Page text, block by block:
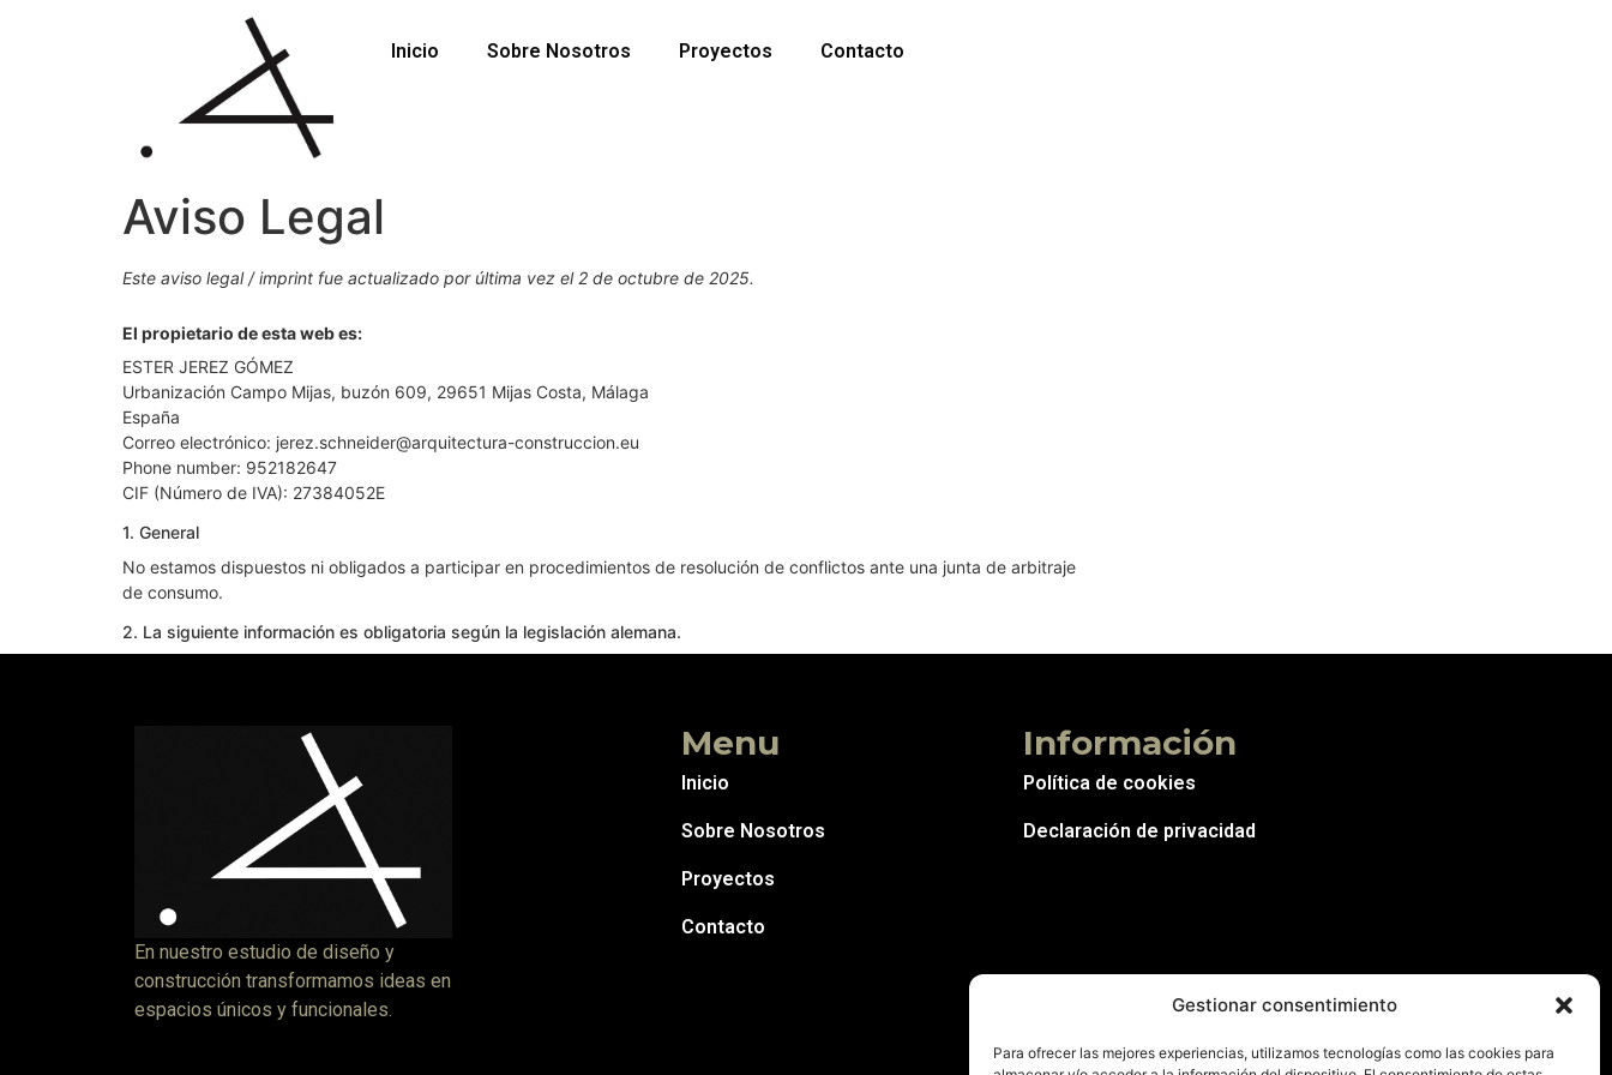
Gestionar consentimiento
Para ofrecer las mejores experiencias, utilizamos tecnologías como las cookies para
Inicio Sobre Nosotros Proyectos Contacto
Aviso Legal
Este aviso legal / imprint fue actualizado por última vez el 2 de octubre de 2025.
El propietario de esta web es:
ESTER JEREZ GÓMEZ
Urbanización Campo Mijas, buzón 609, 29651 Mijas Costa, Málaga
España
Correo electrónico: jerez.schneider@arquitectura-construccion.eu
Phone number: 952182647
CIF (Número de IVA): 27384052E
1. General
No estamos dispuestos ni obligados a participar en procedimientos de resolución de conflictos ante una junta de arbitraje
de consumo.
2. La siguiente información es obligatoria según la legislación alemana.
En nuestro estudio de diseño y
construcción transformamos ideas en
espacios únicos y funcionales.
Menu
Inicio
Sobre Nosotros
Proyectos
Contacto
Información
Política de cookies
Declaración de privacidad